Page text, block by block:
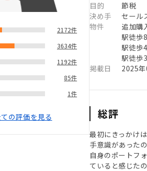
2172件
3634件
1192件
85件
1件
の評価を見る
目的
節税
決め手
セール
物件
追加購
駅徒歩
駅徒歩
駅徒歩
掲載日
2025
総評
最初にきっかけ
手意識があった
自身のポートフ
ていると感じた